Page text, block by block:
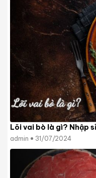
Lõi vai bò là gì? Nhập
admin 31/07/2024